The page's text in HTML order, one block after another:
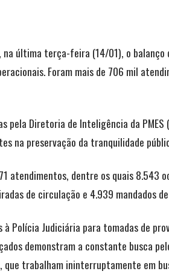
última terça-feira (14/01), o balanço
Foram mais de 706 mil
pela Diretoria de Inteligência da
na preservação da tranquilidade
atendimentos, dentre os quais 8.543
de circulação e 4.939 mandados
Polícia Judiciária para tomadas de
demonstram a constante busca
que trabalham ininterruptamente em